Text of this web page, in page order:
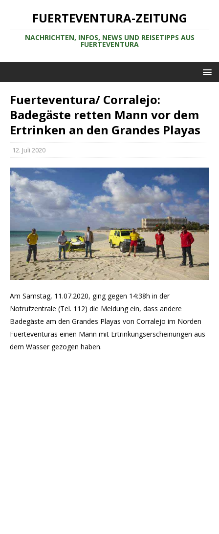
FUERTEVENTURA-ZEITUNG
NACHRICHTEN, INFOS, NEWS UND REISETIPPS AUS
FUERTEVENTURA
Fuerteventura/ Corralejo:
Badegäste retten Mann vor dem
Ertrinken an den Grandes Playas
12. Juli 2020
Am Samstag, 11.07.2020, ging gegen 14:38h in der
Notrufzentrale (Tel. 112) die Meldung ein, dass andere
Badegäste am den Grandes Playas von Corralejo im Norden
Fuerteventuras einen Mann mit Ertrinkungserscheinungen aus
dem Wasser gezogen haben.